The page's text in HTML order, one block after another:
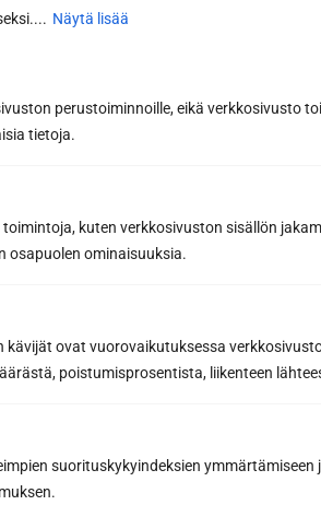
Näytä lisää
perustoiminnoille, eikä verkkosivusto
tietoja.
kuten verkkosivuston sisällön
osapuolen ominaisuuksia.
ovat vuorovaikutuksessa
poistumisprosentista, liikenteen
suorituskykyindeksien ymmärtämiseen